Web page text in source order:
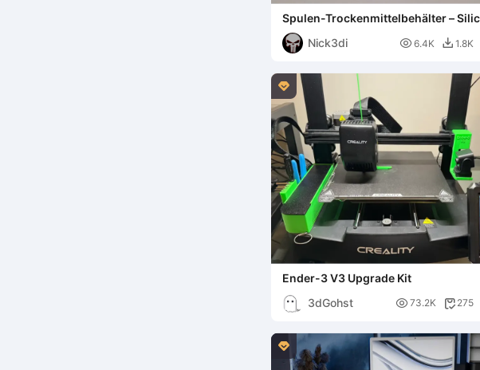
Spulen-Trockenmittelbehälter –
Halter
Nick3di
 6.4K  1.8K

Ender-3 V3 Upgrade Kit
3dGohst
 73.2K  275
